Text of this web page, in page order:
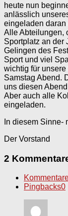
heute nun
anlässlich
eingeladen daran
Alle Abteilungen,
Sportplatz an der
Gelingen des
Sport und viel
wichtig für
Samstag Abend.
uns diesen
Aber auch alle
eingeladen.
In diesem Sinne-
Der Vorstand
2
Pingbacks0